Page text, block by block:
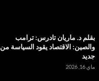
بقلم د. ماريان تادرس: ترامب
والصين: الاقتصاد يقود السياسة من
جديد
ماي 16, 2026